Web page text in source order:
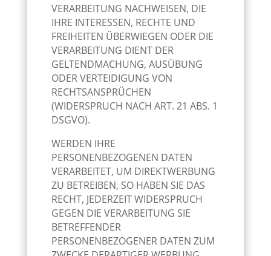
VERARBEITUNG NACHWEISEN, DIE
IHRE INTERESSEN, RECHTE UND
FREIHEITEN ÜBERWIEGEN ODER DIE
VERARBEITUNG DIENT DER
GELTENDMACHUNG, AUSÜBUNG
ODER VERTEIDIGUNG VON
RECHTSANSPRÜCHEN
(WIDERSPRUCH NACH ART. 21 ABS. 1
DSGVO).
WERDEN IHRE
PERSONENBEZOGENEN DATEN
VERARBEITET, UM DIREKTWERBUNG
ZU BETREIBEN, SO HABEN SIE DAS
RECHT, JEDERZEIT WIDERSPRUCH
GEGEN DIE VERARBEITUNG SIE
BETREFFENDER
PERSONENBEZOGENER DATEN ZUM